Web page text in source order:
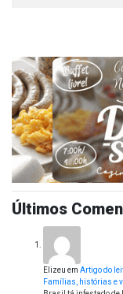
Últimos
Elizeu em Artigo do
Famílias, histórias e